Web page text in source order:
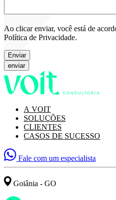
Ao clicar enviar, você está de
Política de Privacidade.
Enviar
A VOIT
SOLUÇÕES
CLIENTES
CASOS DE SUCESSO
Fale com um especialista
Goiânia - GO